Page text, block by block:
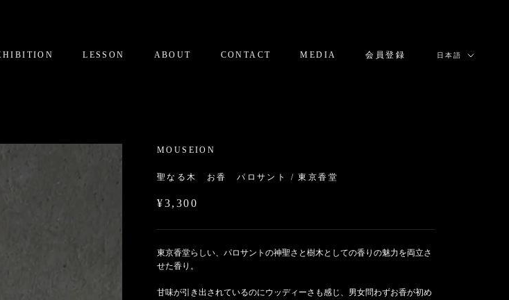
LESSON ABOUT CONTACT MEDIA 会員登録
言
日本語
MOUSEION
聖なる木 お香 パロサント / 東京香堂
¥3,300
東京香堂らしい、パロサントの神聖さと樹木としての香りの魅力を両立さ
せた香り。
甘味が引き出されているのにウッディーさも感じ、男女問わずお香が初め